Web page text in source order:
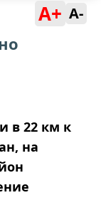
A+ A-
в 22 км к
на